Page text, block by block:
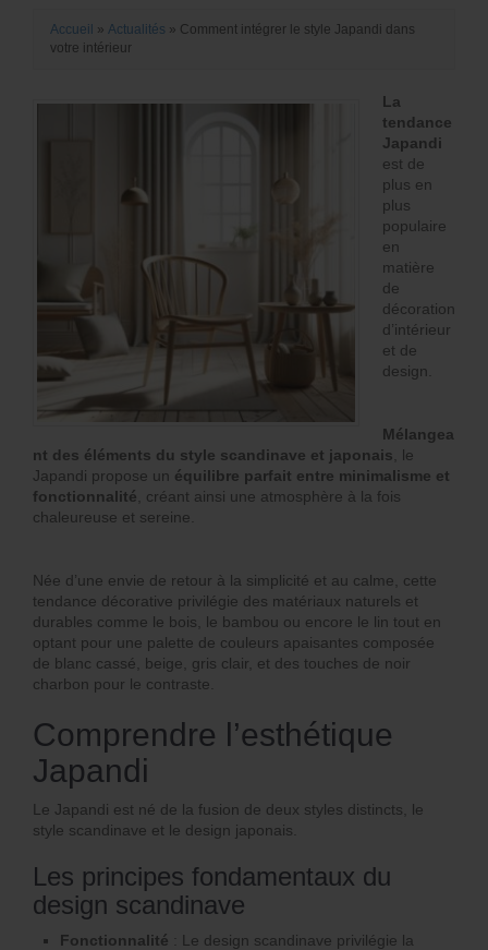
Accueil » Actualités » Comment intégrer le style Japandi dans
votre intérieur
La
tendance
Japandi
est de
plus en
plus
populaire
en
matière
de
décoration
d’intérieur
et de
design.
Mélangea
nt des éléments du style scandinave et japonais , le
Japandi propose un équilibre parfait entre minimalisme et
fonctionnalité , créant ainsi une atmosphère à la fois
chaleureuse et sereine.
Née d’une envie de retour à la simplicité et au calme, cette
tendance décorative privilégie des matériaux naturels et
durables comme le bois, le bambou ou encore le lin tout en
optant pour une palette de couleurs apaisantes composée
de blanc cassé, beige, gris clair, et des touches de noir
charbon pour le contraste.
Comprendre l’esthétique
Japandi
Le Japandi est né de la fusion de deux styles distincts, le
style scandinave et le design japonais.
Les principes fondamentaux du
design scandinave
Fonctionnalité : Le design scandinave privilégie la